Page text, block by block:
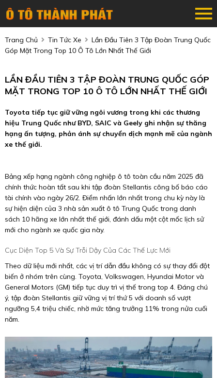
Trang Chủ Tin Tức Xe
Lần Đầu Tiên 3 Tập Đoàn Trung Quốc
Góp Mặt Trong Top 10 Ô Tô Lớn Nhất Thế Giới
LẦN ĐẦU TIÊN 3 TẬP ĐOÀN TRUNG QUỐC GÓP
MẶT TRONG TOP 10 Ô TÔ LỚN NHẤT THẾ GIỚI
Toyota tiếp tục giữ vững ngôi vương trong khi các thương
hiệu Trung Quốc như BYD, SAIC và Geely ghi nhận sự thăng
hạng ấn tượng, phản ánh sự chuyển dịch mạnh mẽ của ngành
xe thế giới.
Bảng xếp hạng ngành công nghiệp ô tô toàn cầu năm 2025 đã
chính thức hoàn tất sau khi tập đoàn Stellantis công bố báo cáo
tài chính vào ngày 26/2. Điểm nhấn lớn nhất trong chu kỳ này là
sự hiện diện của 3 nhà sản xuất ô tô Trung Quốc trong danh
sách 10 hãng xe lớn nhất thế giới, đánh dấu một cột mốc lịch sử
mới cho ngành xe quốc gia này.
Cục Diện Top 5 Và Sự Trỗi Dậy Của Các Thế Lực Mới
Theo dữ liệu mới nhất, các vị trí dẫn đầu không có sự thay đổi đột
biến ở nhóm trên cùng. Toyota, Volkswagen, Hyundai Motor và
General Motors (GM) tiếp tục duy trì vị thế trong top 4. Đáng chú
ý, tập đoàn Stellantis giữ vững vị trí thứ 5 với doanh số vượt
ngưỡng 5,4 triệu chiếc, nhờ mức tăng trưởng 11% trong nửa cuối
năm.